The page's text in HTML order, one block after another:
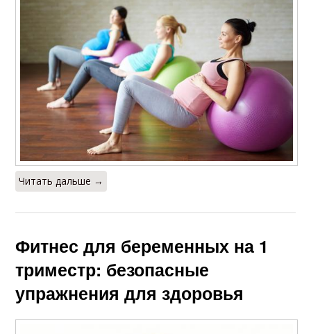
Читать дальше →
Фитнес для беременных на 1
триместр: безопасные
упражнения для здоровья